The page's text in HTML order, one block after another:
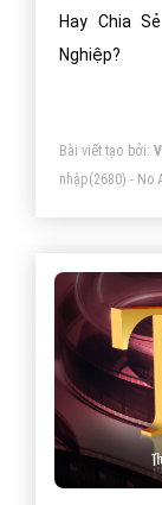
Hay Chia
Nghiệp?
Bài viết tạo bởi:
nhập(2680) - No